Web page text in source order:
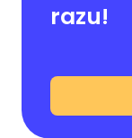
razu!